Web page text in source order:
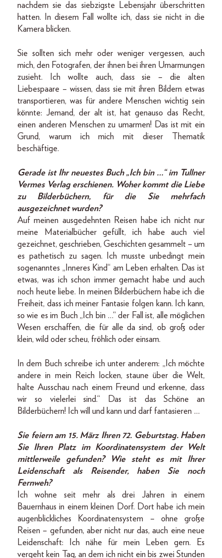
nachdem sie das siebzigste Lebensjahr überschritten
hatten. In diesem Fall wollte ich, dass sie nicht in die
Kamera blicken.
Sie sollten sich mehr oder weniger vergessen, auch
mich, den Fotografen, der ihnen bei ihren Umarmungen
zusieht. Ich wollte auch, dass sie – die alten
Liebespaare – wissen, dass sie mit ihren Bildern etwas
transportieren, was für andere Menschen wichtig sein
könnte: Jemand, der alt ist, hat genauso das Recht,
einen anderen Menschen zu umarmen! Das ist mit ein
Grund, warum ich mich mit dieser Thematik
beschäftige.
Gerade ist Ihr neuestes Buch „Ich bin …“ im Tullner
Vermes Verlag erschienen. Woher kommt die Liebe
zu Bilderbüchern, für die Sie mehrfach
ausgezeichnet wurden?
Auf meinen ausgedehnten Reisen habe ich nicht nur
meine Materialbücher gefüllt, ich habe auch viel
gezeichnet, geschrieben, Geschichten gesammelt – um
es pathetisch zu sagen. Ich musste unbedingt mein
sogenanntes „Inneres Kind“ am Leben erhalten. Das ist
etwas, was ich schon immer gemacht habe und auch
noch heute liebe. In meinen Bilderbüchern habe ich die
Freiheit, dass ich meiner Fantasie folgen kann. Ich kann,
so wie es im Buch „Ich bin …“ der Fall ist, alle möglichen
Wesen erschaffen, die für alle da sind, ob groß oder
klein, wild oder scheu, fröhlich oder einsam.
In dem Buch schreibe ich unter anderem: „Ich möchte
andere in mein Reich locken, staune über die Welt,
halte Ausschau nach einem Freund und erkenne, dass
wir so vielerlei sind.“ Das ist das Schöne an
Bilderbüchern! Ich will und kann und darf fantasieren …
Sie feiern am 15. März Ihren 72. Geburtstag. Haben
Sie Ihren Platz im Koordinatensystem der Welt
mittlerweile gefunden? Wie steht es mit Ihrer
Leidenschaft als Reisender, haben Sie noch
Fernweh?
Ich wohne seit mehr als drei Jahren in einem
Bauernhaus in einem kleinen Dorf. Dort habe ich mein
augenblickliches Koordinatensystem – ohne große
Reisen – gefunden, aber nicht nur das, auch eine neue
Leidenschaft: Ich nähe für mein Leben gern. Es
vergeht kein Tag, an dem ich nicht ein bis zwei Stunden